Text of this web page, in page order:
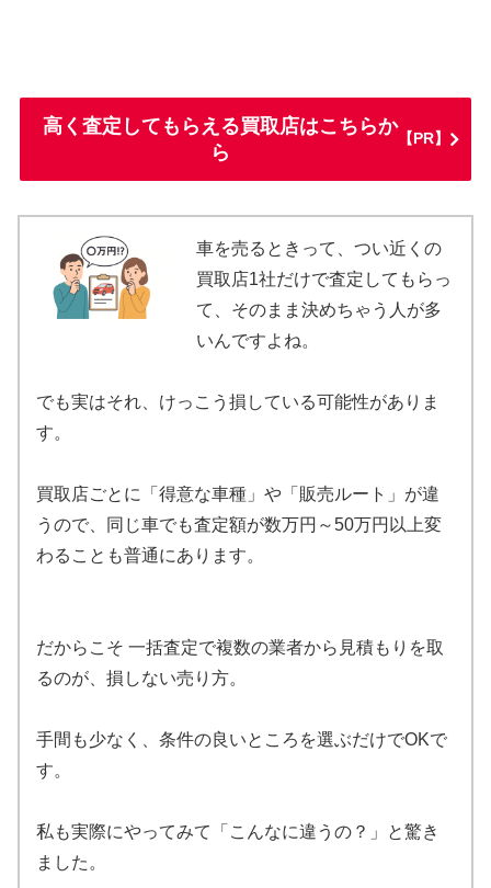
高く査定してもらえる買取店はこちらか
ら
【PR】
車を売るときって、つい近くの
買取店1社だけで査定してもらっ
て、そのまま決めちゃう人が多
いんですよね。
でも実はそれ、けっこう損している可能性がありま
す。
買取店ごとに「得意な車種」や「販売ルート」が違
うので、同じ車でも査定額が数万円～50万円以上変
わることも普通にあります。
だからこそ 一括査定で複数の業者から見積もりを取
るのが、損しない売り方。
手間も少なく、条件の良いところを選ぶだけでOKで
す。
私も実際にやってみて「こんなに違うの？」と驚き
ました。